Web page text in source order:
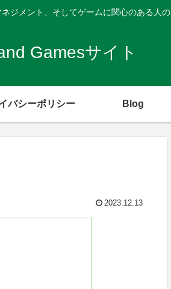
ジメント、そしてゲームに関心のある人
Gamesサイト
バシーポリシー Blog
2023.12.13